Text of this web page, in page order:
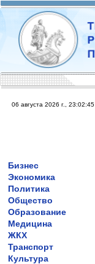
06 августа 2026 г., 23:02:45
Бизнес
Экономика
Политика
Общество
Образование
Медицина
ЖКХ
Транспорт
Культура